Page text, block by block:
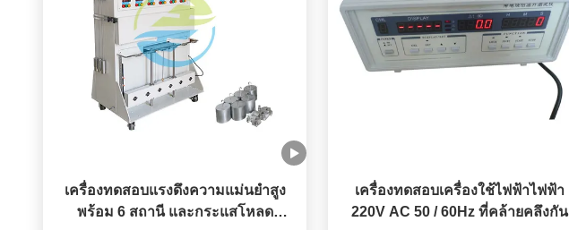
เครื่องทดสอบแรงดึงความแม่นยำสูง
พร้อม 6 สถานี และกระแสโหลด
เครื่องทดสอบเครื่องใช้ไฟฟ้าไฟฟ้า
220V AC 50 / 60Hz ที่คล้ายคลึงกัน